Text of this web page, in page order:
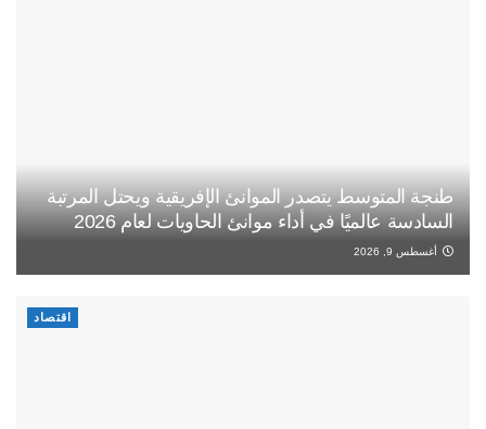
طنجة المتوسط يتصدر الموانئ الإفريقية ويحتل المرتبة
السادسة عالميًا في أداء موانئ الحاويات لعام 2026
أغسطس 9, 2026
اقتصاد